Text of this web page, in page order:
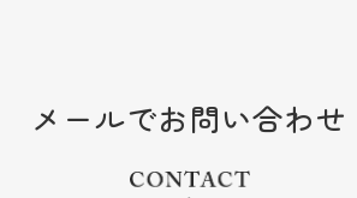
メールでお問い合わせ